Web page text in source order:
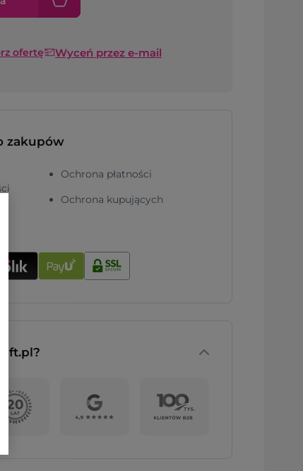
ofertę Wyceń przez e-mail
zakupów
Ochrona płatności
Ochrona kupujących